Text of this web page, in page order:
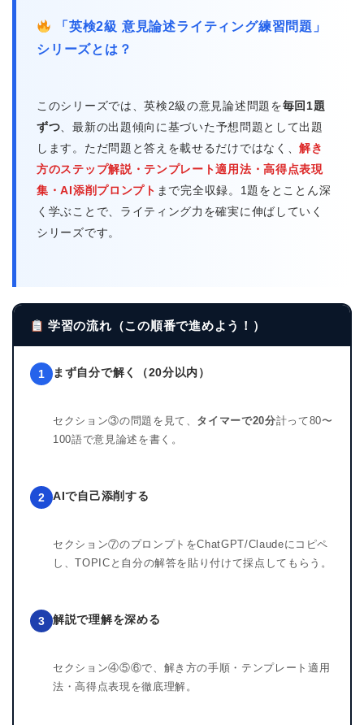
「英検2級 意見論述ライティング練習問題」
シリーズとは？
このシリーズでは、英検2級の意見論述問題を毎回1題
ずつ 、最新の出題傾向に基づいた予想問題として出題
します。ただ問題と答えを載せるだけではなく、解き
方のステップ解説・テンプレート適用法・高得点表現
集・AI添削プロンプト まで完全収録。1題をとことん深
く学ぶことで、ライティング力を確実に伸ばしていく
シリーズです。
学習の流れ（この順番で進めよう！）
1 まず自分で解く（20分以内）
セクション③の問題を見て、 タイマーで20分計って80〜
100語で意見論述を書く。
2 AIで自己添削する
セクション⑦のプロンプトをChatGPT/Claudeにコピペ
し、TOPICと自分の解答を貼り付けて採点してもらう。
3 解説で理解を深める
セクション④⑤⑥で、解き方の手順・テンプレート適用
法・高得点表現を徹底理解。